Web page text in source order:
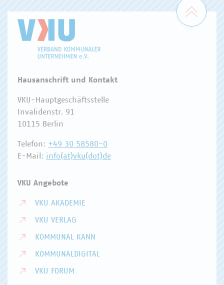
Zum
Hausanschrift und Kontakt
VKU-Hauptgeschäftsstelle
Invalidenstr. 91
10115 Berlin
Telefon: +49 30 58580-0
E-Mail: info(at)vku(dot)de
VKU Angebote
VKU AKADEMIE
VKU VERLAG
KOMMUNAL KANN
KOMMUNALDIGITAL
VKU FORUM